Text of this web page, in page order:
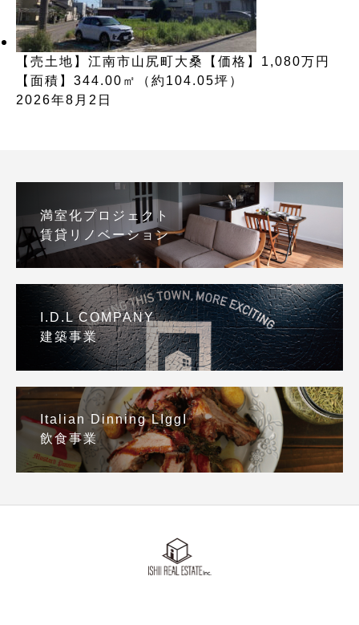
【売土地】江南市山尻町大桑【価格】1,080万円
【面積】344.00㎡（約104.05坪）
2026年8月2日
満室化プロジェクト
賃貸リノベーション
I.D.L COMPANY
建築事業
Italian Dinning LIggI
飲食事業